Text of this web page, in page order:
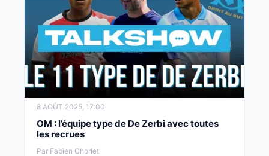
8 AOÛT 2025, 17:00
OM : l’équipe type de De Zerbi avec toutes
les recrues
Par Fabien Chorlet